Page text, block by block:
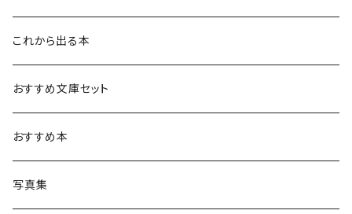
これから出る本
おすすめ文庫セット
おすすめ本
写真集